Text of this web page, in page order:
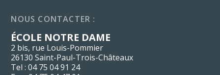
NOUS CONTACTER :
ÉCOLE NOTRE DAME
2 bis, rue Louis-Pommier
26130 Saint-Paul-Trois-Châteaux
Tel : 04 75 04 91 24